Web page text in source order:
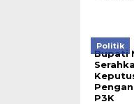
Politik
Bupati
P3K